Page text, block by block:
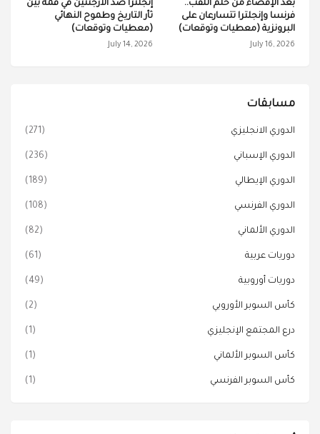
بعد الإقصاء من حلم اللقب..
فرنسا وإنجلترا تتسارعان على
البرونزية (معطيات وتوقعات)
July 16, 2026
إنجلترا ضد الأرجنتين في قمة بين
ثأر التاريخ وطموح النهائي
(معطيات وتوقعات)
July 14, 2026
مسابقات
الدوري الانجليزي (271)
الدوري الإسباني (236)
الدوري الإيطالي (189)
الدوري الفرنسي (108)
الدوري الألماني (82)
دوريات عربية (61)
دوريات أوروبية (49)
كأس السوبر الأوروبي (2)
درع المجتمع الإنجليزي (1)
كأس السوبر الألماني (1)
كأس السوبر الفرنسي (1)